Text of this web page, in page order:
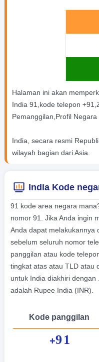
Halaman ini akan
India 91,kode telepon
Pemanggilan,Profil
India, secara resmi
wilayah bagian dari Asia.
India Kode
91 kode area negara
nomor 91. Jika Anda ingin
Anda dapat melakukannya
sebelum seluruh nomor
panggilan atau kode
tingkat atas atau TLD atau
untuk India diakhiri
adalah Rupee India (INR).
Kode panggilan
+91